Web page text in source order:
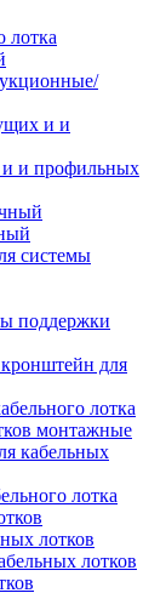
лотка
и и
и и профильных
системы
поддержки
для
лотка
монтажные
кабельных
лотка
лотков
лотков